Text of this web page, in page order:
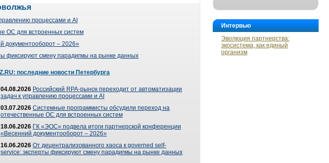
Интервью
Эволюция партнерства:
экосистема, как единый
организм
процессами и AI
ОС для встроенных систем
документооборот – 2026»
фиксируют смену парадигмы на рынке данных
последние новости Петербурга
04.08.2026 Российский RPA-рынок переходит от автоматизации
задач к управлению процессами и AI
03.07.2026 Системные программисты обсудили переход на
отечественные ОС для встроенных систем
18.06.2026 ГК «ЭОС» подвела итоги партнерской конференции
«Весенний документооборот – 2026»
16.06.2026 От децентрализованного хаоса к governed self-
service: эксперты фиксируют смену парадигмы на рынке данных